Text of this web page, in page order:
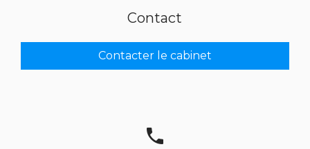
Contact
Contacter le cabinet
phone